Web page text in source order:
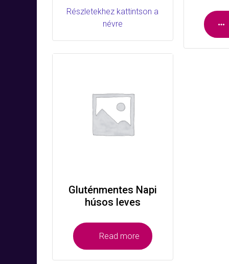
Részletekhez kattintson a
névre
Gluténmentes Napi
húsos leves
Read more